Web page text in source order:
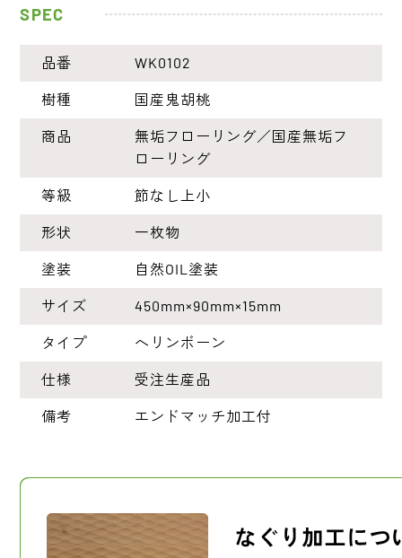
SPEC
品番 WK0102
樹種 国産鬼胡桃
商品
無垢フローリング／国産無垢フ
ローリング
等級 節なし上小
形状 一枚物
塗装 自然OIL塗装
サイズ 450mm×90mm×15mm
タイプ ヘリンボーン
仕様 受注生産品
備考 エンドマッチ加工付